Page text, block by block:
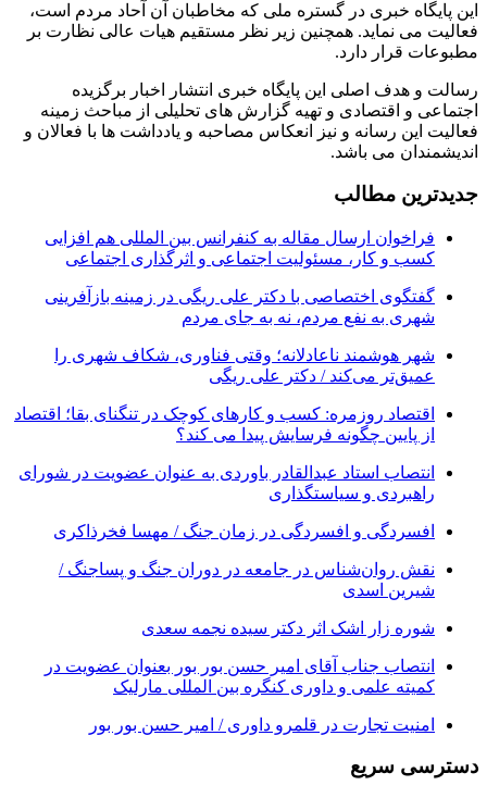
این پایگاه خبری در گستره ملی که مخاطبان آن آحاد مردم است،
فعالیت می نماید. همچنین زیر نظر مستقیم هیات عالی نظارت بر
مطبوعات قرار دارد.
رسالت و هدف اصلی این پایگاه خبری انتشار اخبار برگزیده
اجتماعی و اقتصادی و تهیه گزارش های تحلیلی از مباحث زمینه
فعالیت این رسانه و نیز انعکاس مصاحبه و یادداشت ها با فعالان و
اندیشمندان می باشد.
جدیدترین مطالب
فراخوان ارسال مقاله به کنفرانس بین المللی هم افزایی
کسب و کار، مسئولیت اجتماعی و اثرگذاری اجتماعی
گفتگوی اختصاصی با دکتر علی ریگی در زمینه بازآفرینی
شهری به نفع مردم، نه به جای مردم
شهر هوشمند ناعادلانه؛ وقتی فناوری، شکاف شهری را
عمیق‌تر می‌کند / دکتر علی ریگی
اقتصاد روزمره: کسب‌ و کارهای کوچک در تنگنای بقا؛ اقتصاد
از پایین چگونه فرسایش پیدا می کند؟
انتصاب استاد عبدالقادر باوردی به عنوان عضویت در شورای
راهبردی و سیاستگذاری
افسردگی و افسردگی در زمان جنگ / مهسا فخرذاکری
نقش روان‌شناس در جامعه در دوران جنگ و پساجنگ /
شیرین اسدی
شوره زار اشک اثر دکتر سیده نجمه سعدی
انتصاب جناب آقای امیر حسن بور بور بعنوان عضویت در
کمیته علمی و داوری کنگره بین المللی مارلیک
امنیت تجارت در قلمرو داوری / امیر حسن بور بور
دسترسی سریع